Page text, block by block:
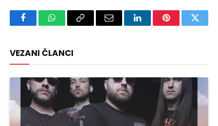
FacebookWhatsAppCopy
Email LinkedInPinterest
VEZANI ČLANCI